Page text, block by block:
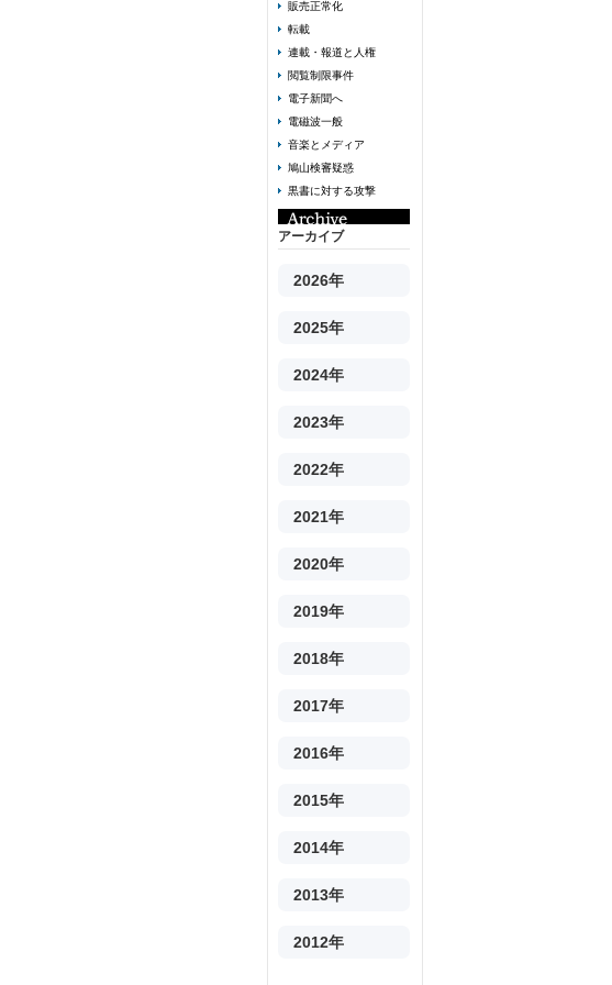
販売正常化
転載
連載・報道と人権
閲覧制限事件
電子新聞へ
電磁波一般
音楽とメディア
鳩山検審疑惑
黒書に対する攻撃
アーカイブ
2026年
2025年
2024年
2023年
2022年
2021年
2020年
2019年
2018年
2017年
2016年
2015年
2014年
2013年
2012年